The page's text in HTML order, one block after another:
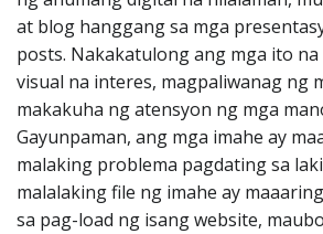
at blog hanggang sa mga
posts. Nakakatulong ang mga ito
visual na interes, magpaliwanag ng
makakuha ng atensyon ng mga
Gayunpaman, ang mga imahe ay
malaking problema pagdating sa
malalaking file ng imahe ay
sa pag-load ng isang website,